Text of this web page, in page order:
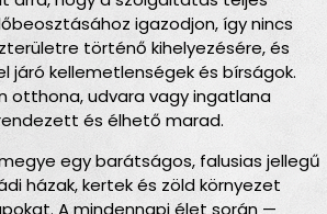
igazodjon, így nincs
történő kihelyezésére, és
járó kellemetlenségek és bírságok.
otthona, udvara vagy ingatlana
és élhető marad.
egy barátságos, falusias jellegű
házak, kertek és zöld környezet
A mindennapi élet során —